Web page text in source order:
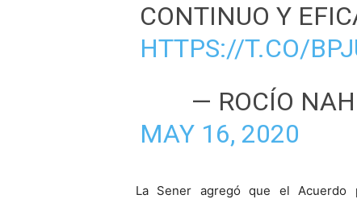
CONTINUO Y
HTTPS://T.CO/
— ROCÍO
MAY 16, 2020
La Sener agregó que el Acuerdo